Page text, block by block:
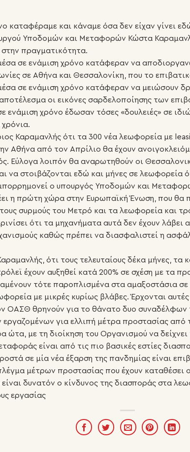
καταφέραμε και κάναμε όσα δεν είχαν γίνει
Υποδομών και Μεταφορών Κώστα
πραγματικότητα.
σε ενάμιση χρόνο κατάφεραν να
σε Αθήνα και Θεσσαλονίκη, που το
σε ενάμιση χρόνο κατάφεραν να μειώσουν
οι εικόνες σαρδελοποίησης των
ενάμιση χρόνο έδωσαν τόσες «δουλειές» σε
Καραμανλής ότι τα 300 νέα λεωφορεία με
Αθήνα από τον Απρίλιο θα έχουν
Εύλογα λοιπόν θα αναρωτηθούν οι
να στοιβάζονται εδώ και μήνες σε λεωφορεία
ο υπουργός Υποδομών και
η πρώτη χώρα στην Ευρωπαϊκή Ένωση, που θα
συρμούς του Μετρό και τα λεωφορεία και
ότι τα μηχανήματα αυτά δεν έχουν
καθώς πρέπει να διασφαλιστεί η
Καραμανλής, ότι τους τελευταίους δέκα μήνες, τα
έχουν αυξηθεί κατά 200% σε σχέση με τα
τότε παροπλισμένα στα αμαξοστάσια
με μικρές κυρίως βλάβες. Έρχονται
ΟΑΣΘ θρηνούν για το θάνατο δυο συναδέλφων
εργαζομένων για ελλιπή μέτρα προστασίας από
ώτα, με τη διοίκηση του Οργανισμού να
είναι από τις πιο βασικές εστίες
σε μία νέα έξαρση της πανδημίας είναι
μέτρων προστασίας που έχουν καταθέσει
είναι δυνατόν ο κίνδυνος της διασποράς στα
εργασίας